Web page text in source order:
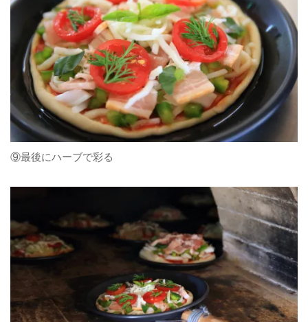
⑨最後にハーブで彩る